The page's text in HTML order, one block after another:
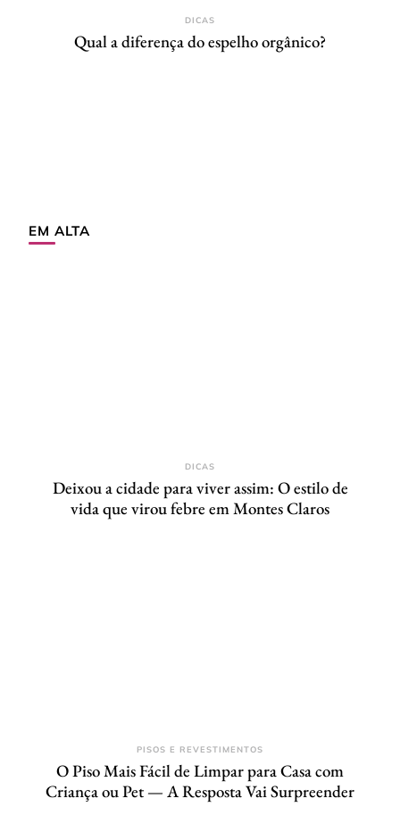
DICAS
Qual a diferença do espelho orgânico?
EM ALTA
DICAS
Deixou a cidade para viver assim: O estilo de
vida que virou febre em Montes Claros
PISOS E REVESTIMENTOS
O Piso Mais Fácil de Limpar para Casa com
Criança ou Pet — A Resposta Vai Surpreender